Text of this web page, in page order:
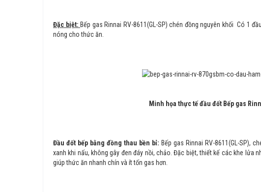
Đặc biệt: Bếp gas Rinnai RV-8611(GL-SP) chén đồng nguyên khối Có 1
nóng cho thức ăn.
Minh họa thực tế đầu đốt Bếp gas
Đầu đốt bếp bằng đồng thau bền bỉ: Bếp gas Rinnai RV-8611(GL-SP),
xanh khi nấu, không gây đen đáy nồi, chảo. Đặc biệt, thiết kế các khe
giúp thức ăn nhanh chín và ít tốn gas hơn.